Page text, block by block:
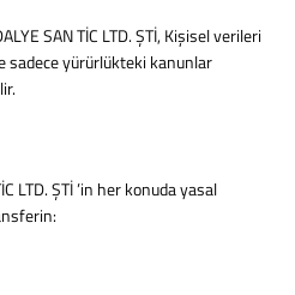
SAN TİC LTD. ŞTİ, Kişisel verileri
sadece yürürlükteki kanunlar
LTD. ŞTİ ’in her konuda yasal